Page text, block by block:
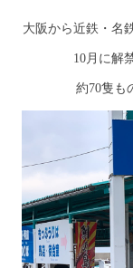
大阪から近鉄・名
10月に解
約70隻も